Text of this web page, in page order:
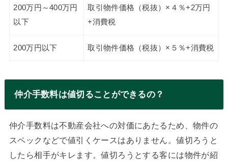
200万円～400万円
以下
取引物件価格（税抜）×４％+2万円
+消費税
200万円以下 取引物件価格（税抜）×５％+消費税
仲介手数料は値切ることができるの？
仲介手数料は不動産会社への対価にあたるため、物件の
スペックなどで値引くケースはありません。値切ろうと
したら相手がキレます。値切ろうとする客には物件が紹